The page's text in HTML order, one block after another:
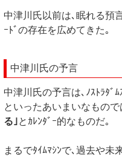
中津川氏以前は､眠れる預
ｰﾄﾞの存在を広めてきた｡
中津川氏の予言
中津川氏の予言は､ﾉｽﾄﾗﾀﾞ
といったあいまいなもので
る｣とｶﾚﾝﾀﾞｰ的なものだ｡
まるでﾀｲﾑﾏｼﾝで､過去や未